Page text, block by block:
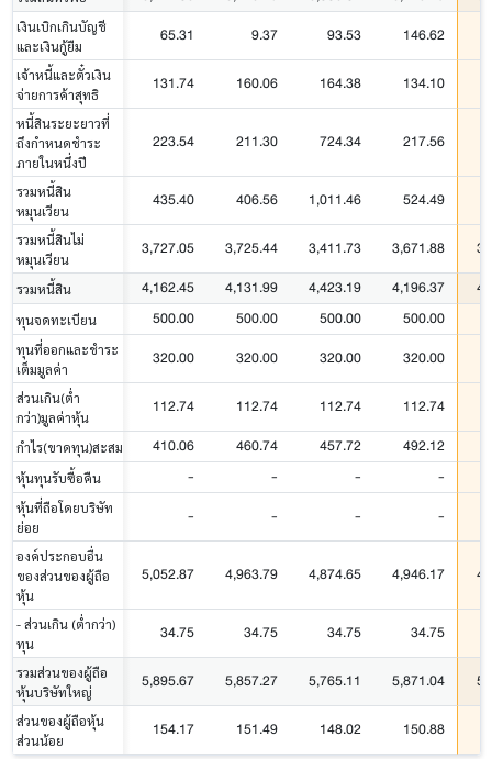
เงินเบิกเกินบัญชี
และเงินกู้ยืม
65.31 9.37 93.53 146.62
เจ้าหนี้และตั๋วเงิน
จ่ายการค้าสุทธิ
131.74 160.06 164.38 134.10
หนี้สินระยะยาวที่
ถึงกำหนดชำระ
ภายในหนึ่งปี
223.54 211.30 724.34 217.56
รวมหนี้สิน
หมุนเวียน
435.40 406.56 1,011.46 524.49
รวมหนี้สินไม่
หมุนเวียน
3,727.05 3,725.44 3,411.73 3,671.88
รวมหนี้สิน 4,162.45 4,131.99 4,423.19 4,196.37
ทุนจดทะเบียน 500.00 500.00 500.00 500.00
ทุนที่ออกและชำระ
เต็มมูลค่า
320.00 320.00 320.00 320.00
ส่วนเกิน(ต่ำ
กว่า)มูลค่าหุ้น
112.74 112.74 112.74 112.74
กำไร(ขาดทุน)สะสม 410.06 460.74 457.72 492.12
หุ้นทุนรับซื้อคืน - - - -
หุ้นที่ถือโดยบริษัท
ย่อย
- - - -
องค์ประกอบอื่น
ของส่วนของผู้ถือ
หุ้น
5,052.87 4,963.79 4,874.65 4,946.17
- ส่วนเกิน (ต่ำกว่า)
ทุน
34.75 34.75 34.75 34.75
รวมส่วนของผู้ถือ
หุ้นบริษัทใหญ่
5,895.67 5,857.27 5,765.11 5,871.04
ส่วนของผู้ถือหุ้น
ส่วนน้อย
154.17 151.49 148.02 150.88